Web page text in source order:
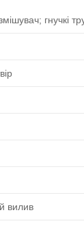
гнучкі
вилив